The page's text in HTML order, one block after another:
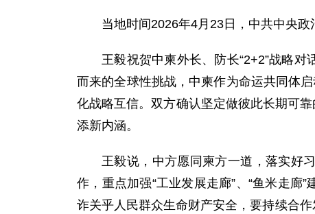
当地时间2026年4月23日，中共中央
王毅祝贺中柬外长、防长“2+2”战略
而来的全球性挑战，中柬作为命运共同体
化战略互信。双方确认坚定做彼此长期可
添新内涵。
王毅说，中方愿同柬方一道，落实好
作，重点加强“工业发展走廊”、“鱼米走
诈关乎人民群众生命财产安全，要持续合